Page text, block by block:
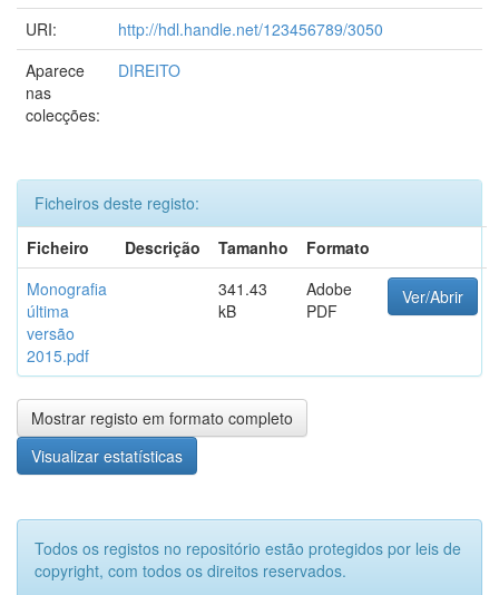
URI:
http://hdl.handle.net/123456789/3050
Aparece
nas
colecções:
DIREITO
Ficheiros deste registo:
Ficheiro
Descrição Tamanho
Formato
Monografia
última
versão
2015.pdf
341.43
kB
Adobe
PDF
Ver/Abrir
Mostrar registo em formato completo
Visualizar estatísticas
Todos os registos no repositório estão protegidos por leis de
copyright, com todos os direitos reservados.